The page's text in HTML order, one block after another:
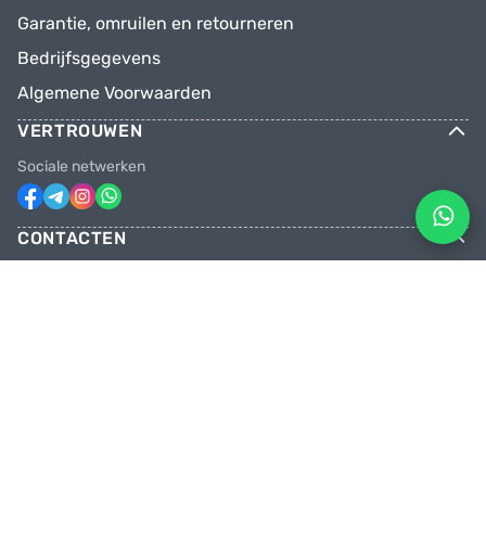
Garantie, omruilen en retourneren
Bedrijfsgegevens
Algemene Voorwaarden
VERTROUWEN
Sociale netwerken
CONTACTEN